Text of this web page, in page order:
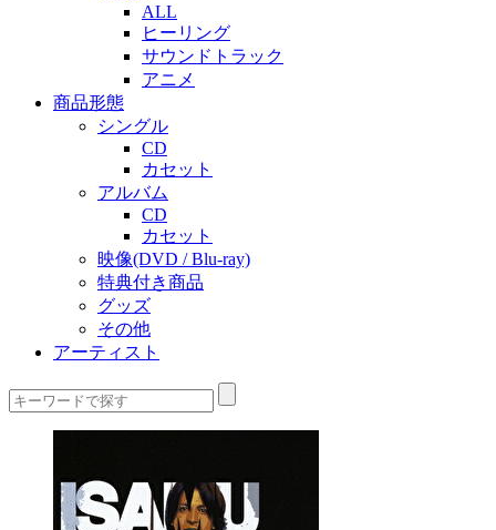
ALL
ヒーリング
サウンドトラック
アニメ
商品形態
シングル
CD
カセット
アルバム
CD
カセット
映像(DVD / Blu-ray)
特典付き商品
グッズ
その他
アーティスト